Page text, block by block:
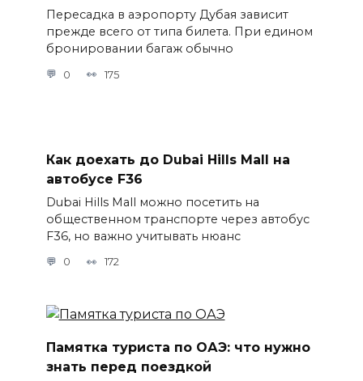
Пересадка в аэропорту Дубая зависит
прежде всего от типа билета. При едином
бронировании багаж обычно
0 175
Как доехать до Dubai Hills Mall на
автобусе F36
Dubai Hills Mall можно посетить на
общественном транспорте через автобус
F36, но важно учитывать нюанс
0 172
Памятка туриста по ОАЭ: что нужно
знать перед поездкой